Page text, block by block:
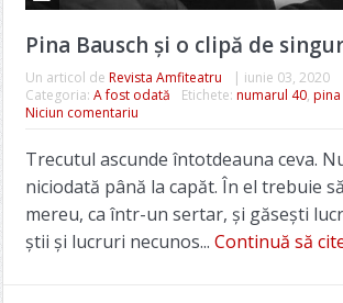
Pina Bausch și o clipă de
Un articol de Revista Amfiteatru | iunie 03, 2020
Categoria: A fost odată Etichete: numarul 40, pina
Niciun comentariu
Trecutul ascunde întotdeauna ceva.
niciodată până la capăt. În el trebuie
mereu, ca într-un sertar, și găsești
știi și lucruri necunos... Continuă să